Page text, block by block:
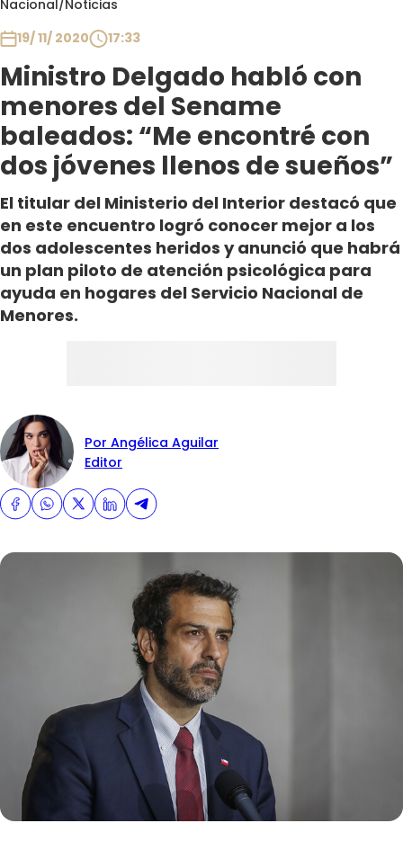
Nacional/Noticias
19/ 11/ 2020
17:33
Ministro Delgado habló con
menores del Sename
baleados: “Me encontré con
dos jóvenes llenos de sueños”
El titular del Ministerio del Interior destacó que
en este encuentro logró conocer mejor a los
dos adolescentes heridos y anunció que habrá
un plan piloto de atención psicológica para
ayuda en hogares del Servicio Nacional de
Menores.
Por Angélica Aguilar
Editor
Club De La Comedia
Contigo en Directo
Plan Perfecto
El Tiempo
Sabingo
Todos Los Programas